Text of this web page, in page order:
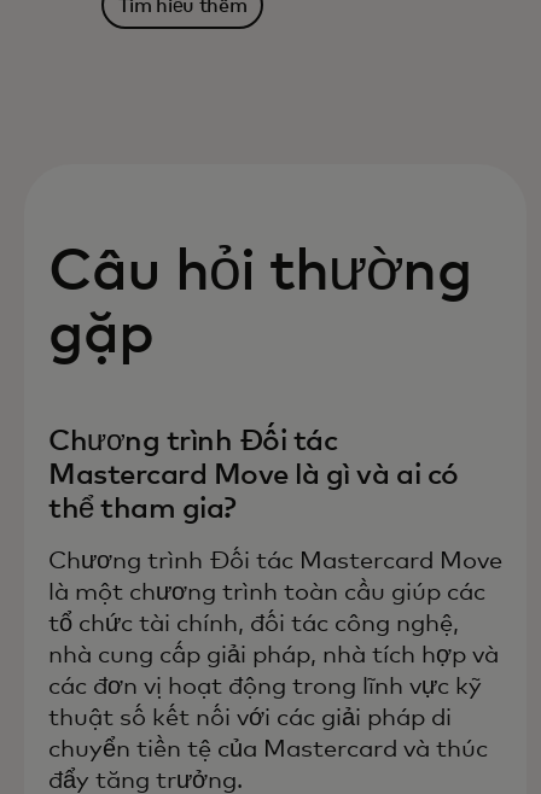
Tìm hiểu thêm
Câu hỏi thường
gặp
Chương trình Đối tác
Mastercard Move là gì và ai có
thể tham gia?
Chương trình Đối tác Mastercard Move
là một chương trình toàn cầu giúp các
tổ chức tài chính, đối tác công nghệ,
nhà cung cấp giải pháp, nhà tích hợp và
các đơn vị hoạt động trong lĩnh vực kỹ
thuật số kết nối với các giải pháp di
chuyển tiền tệ của Mastercard và thúc
đẩy tăng trưởng.